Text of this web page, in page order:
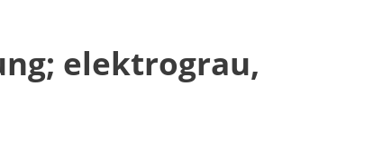
elektrograu,